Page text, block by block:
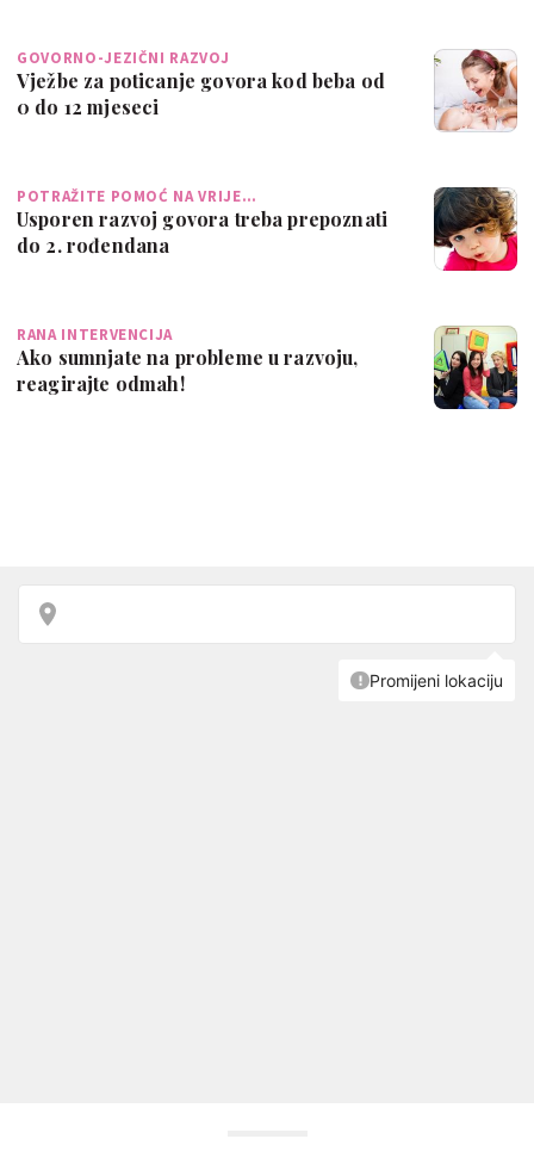
GOVORNO-JEZIČNI RAZVOJ
Vježbe za poticanje govora kod beba od
0 do 12 mjeseci
POTRAŽITE POMOĆ NA VRIJE…
Usporen razvoj govora treba prepoznati
do 2. rođendana
RANA INTERVENCIJA
Ako sumnjate na probleme u razvoju,
reagirajte odmah!